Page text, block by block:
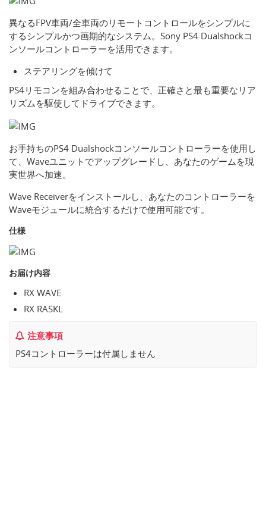
異なるFPV車両/全車両のリモートコントロールをシンプルに
するシンプルかつ画期的なシステム。Sony PS4 Dualshockコ
ンソールコントローラーを活用できます。
ステアリングを傾けて
PS4リモコンを組み合わせることで、正確さと最も重要なリア
リズムを駆使してドライブできます。
お手持ちのPS4 Dualshockコンソールコントローラーを使用し
て、Waveユニットでアップグレードし、あなたのゲームを現
実世界へ加速。
Wave Receiverをインストールし、あなたのコントローラーを
Waveモジュールに統合するだけで使用可能です。
仕様
お届け内容
RX WAVE
RX RASKL
注意事項
PS4コントローラーは付属しません